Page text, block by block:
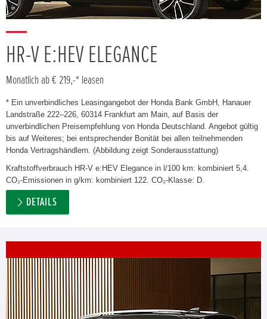
HR-V E:HEV ELEGANCE
Monatlich ab € 219,-* leasen
* Ein unverbindliches Leasingangebot der Honda Bank GmbH, Hanauer
Landstraße 222–226, 60314 Frankfurt am Main, auf Basis der
unverbindlichen Preisempfehlung von Honda Deutschland. Angebot gültig
bis auf Weiteres; bei entsprechender Bonität bei allen teilnehmenden
Honda Vertragshändlern. (Abbildung zeigt Sonderausstattung)
Kraftstoffverbrauch HR-V e:HEV Elegance in l/100 km: kombiniert 5,4.
CO₂-Emissionen in g/km: kombiniert 122. CO₂-Klasse: D.
DETAILS